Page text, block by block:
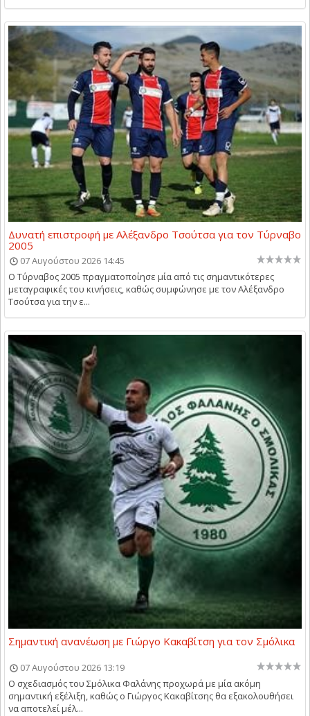
Δυνατή επιστροφή με Αλέξανδρο Τσούτσα για τον Τύρναβο
2005
07 Αυγούστου 2026 14:45
Ο Τύρναβος 2005 πραγματοποίησε μία από τις σημαντικότερες
μεταγραφικές του κινήσεις, καθώς συμφώνησε με τον Αλέξανδρο
Τσούτσα για την ε...
Σημαντική ανανέωση με Γιώργο Κακαβίτση για τον Σμόλικα
07 Αυγούστου 2026 13:19
Ο σχεδιασμός του Σμόλικα Φαλάνης προχωρά με μία ακόμη
σημαντική εξέλιξη, καθώς ο Γιώργος Κακαβίτσης θα εξακολουθήσει
να αποτελεί μέλ...